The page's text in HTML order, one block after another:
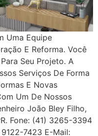
Uma Equipe
E Reforma. Você
Seu Projeto. A
Serviços De Forma
E Novas
Um De Nossos
João Bley Filho,
Fone: (41) 3265-3394
9122-7423 E-Mail: